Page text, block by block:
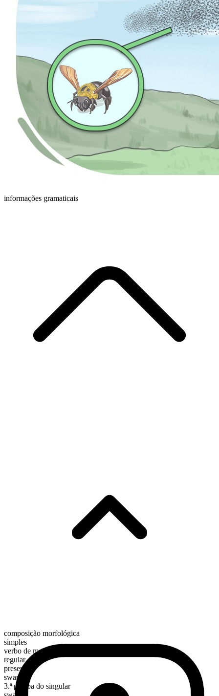
informações gramaticais
composição morfológica
simples
verbo de movimento
regular
presente
swarm
3.ª pessoa do singular